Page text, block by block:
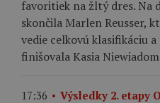
favoritiek na žltý dres. Na
skončila Marlen Reusser,
vedie celkovú klasifikáciu
finišovala Kasia
17:36
Výsledky 2. etapy